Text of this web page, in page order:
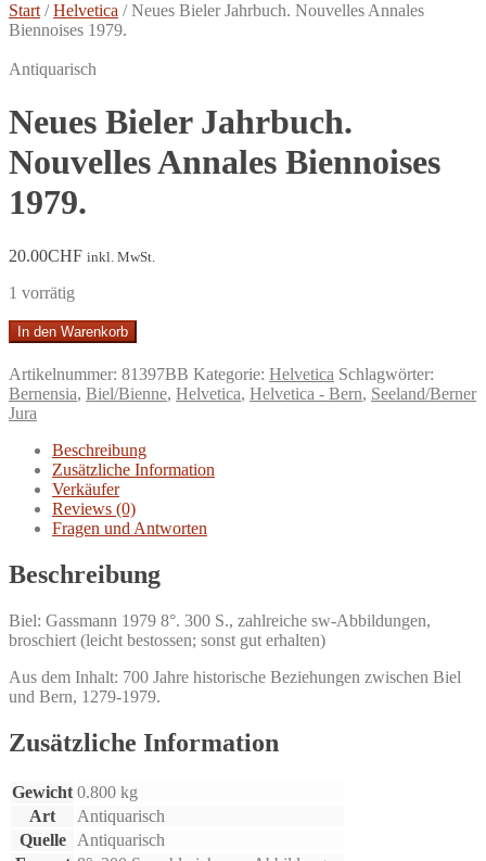
Start /Helvetica /Neues Bieler Jahrbuch. Nouvelles Annales
Biennoises 1979.
Antiquarisch
Neues Bieler Jahrbuch.
Nouvelles Annales Biennoises
1979.
20.00CHF inkl. MwSt.
1 vorrätig
Neues
Bieler
Jahrbuch.
Nouvelles
Annales
Biennoises
1979.
Menge
In den Warenkorb
Artikelnummer: 81397BB Kategorie: Helvetica Schlagwörter:
Bernensia, Biel/Bienne, Helvetica, Helvetica - Bern, Seeland/Berner
Jura
Beschreibung
Zusätzliche Information
Verkäufer
Reviews (0)
Fragen und Antworten
Beschreibung
Biel: Gassmann 1979 8°. 300 S., zahlreiche sw-Abbildungen,
broschiert (leicht bestossen; sonst gut erhalten)
Aus dem Inhalt: 700 Jahre historische Beziehungen zwischen Biel
und Bern, 1279-1979.
Zusätzliche Information
Gewicht 0.800 kg
Art
Antiquarisch
Quelle
Antiquarisch